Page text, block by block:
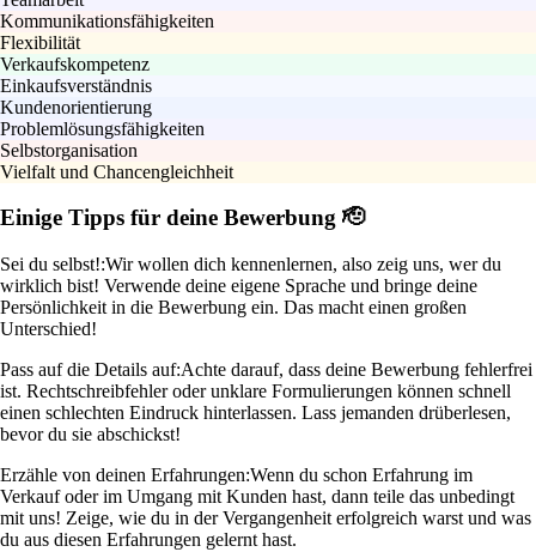
Kommunikationsfähigkeiten
Flexibilität
Verkaufskompetenz
Einkaufsverständnis
Kundenorientierung
Problemlösungsfähigkeiten
Selbstorganisation
Vielfalt und Chancengleichheit
Einige Tipps für deine Bewerbung 🫡
Sei du selbst!:Wir wollen dich kennenlernen, also zeig uns, wer du
wirklich bist! Verwende deine eigene Sprache und bringe deine
Persönlichkeit in die Bewerbung ein. Das macht einen großen
Unterschied!
Pass auf die Details auf:Achte darauf, dass deine Bewerbung fehlerfrei
ist. Rechtschreibfehler oder unklare Formulierungen können schnell
einen schlechten Eindruck hinterlassen. Lass jemanden drüberlesen,
bevor du sie abschickst!
Erzähle von deinen Erfahrungen:Wenn du schon Erfahrung im
Verkauf oder im Umgang mit Kunden hast, dann teile das unbedingt
mit uns! Zeige, wie du in der Vergangenheit erfolgreich warst und was
du aus diesen Erfahrungen gelernt hast.